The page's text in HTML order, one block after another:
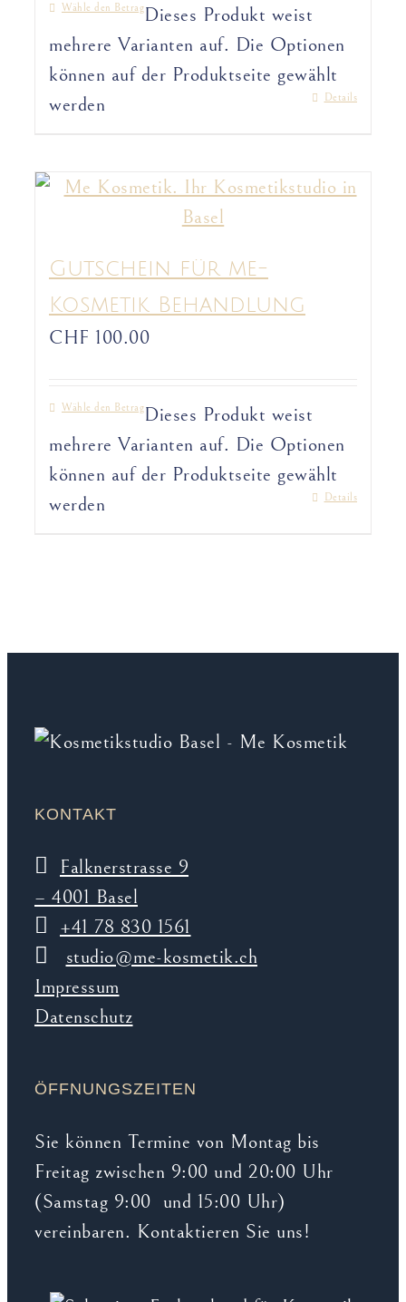
Wähle den BetragDieses Produkt weist
mehrere Varianten auf. Die Optionen
können auf der Produktseite gewählt
werden
Details
Gutschein für me-
Kosmetik Behandlung
CHF 100.00
Wähle den BetragDieses Produkt weist
mehrere Varianten auf. Die Optionen
können auf der Produktseite gewählt
werden
Details
KONTAKT
Falknerstrasse 9
– 4001 Basel
+41 78 830 1561
studio@me-kosmetik.ch
Impressum
Datenschutz
ÖFFNUNGSZEITEN
Sie können Termine von Montag bis
Freitag zwischen 9:00 und 20:00 Uhr
(Samstag 9:00 und 15:00 Uhr)
vereinbaren. Kontaktieren Sie uns!